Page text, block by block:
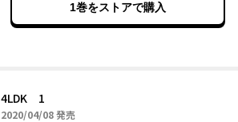
1巻をストアで購入
4LDK 1
2020/04/082020年04月08日
発売